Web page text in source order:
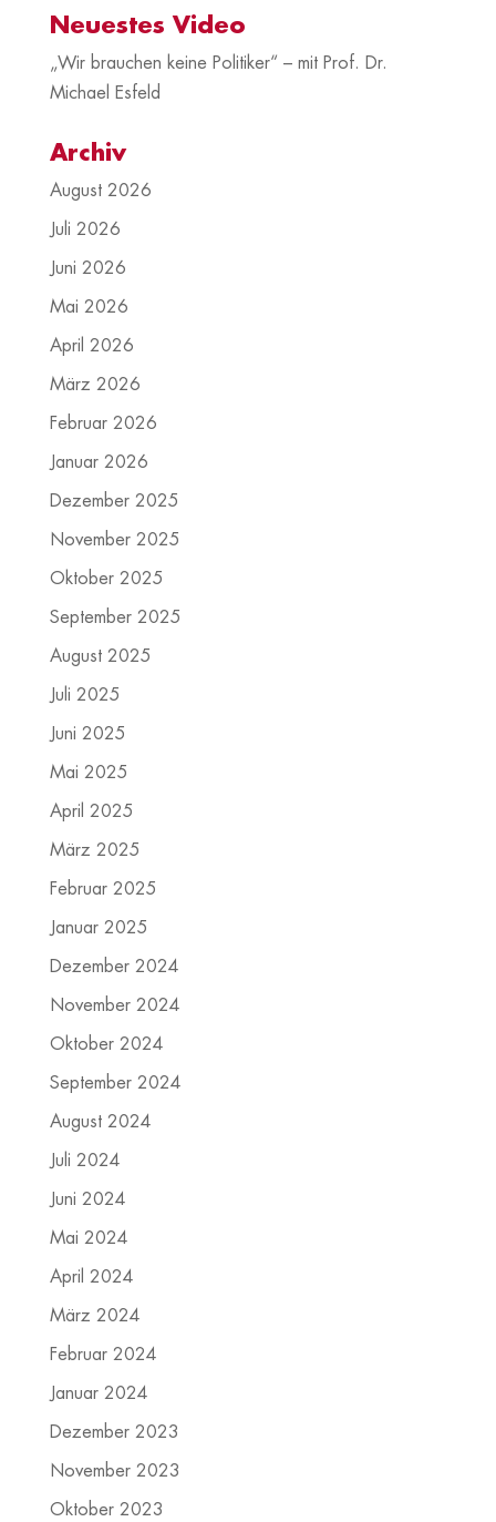
Neuestes Video
„Wir brauchen keine Politiker“ – mit Prof. Dr.
Michael Esfeld
Archiv
August 2026
Juli 2026
Juni 2026
Mai 2026
April 2026
März 2026
Februar 2026
Januar 2026
Dezember 2025
November 2025
Oktober 2025
September 2025
August 2025
Juli 2025
Juni 2025
Mai 2025
April 2025
März 2025
Februar 2025
Januar 2025
Dezember 2024
November 2024
Oktober 2024
September 2024
August 2024
Juli 2024
Juni 2024
Mai 2024
April 2024
März 2024
Februar 2024
Januar 2024
Dezember 2023
November 2023
Oktober 2023